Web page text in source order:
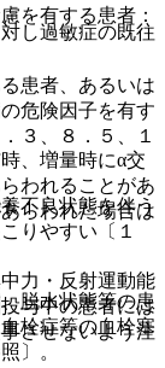
を有する患者：
患者、あるいは
危険因子を有す
３、８．５、１
不良状態を伴う
りやすい〔１
脱水状態等の患
栓症等の血栓塞
〕。
し過敏症の既往
、増量時にα交
われることがあ
らわれた場合は
力・反射運動能
与中の患者には
させないよう注